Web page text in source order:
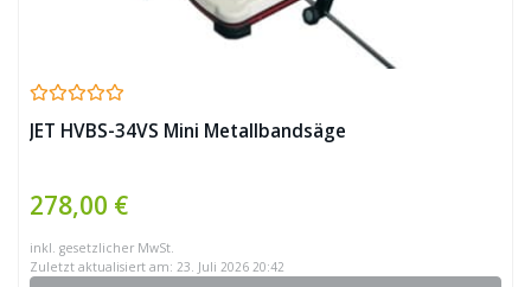
JET HVBS-34VS Mini Metallbandsäge
278,00 €
inkl. gesetzlicher MwSt.
Zuletzt aktualisiert am: 23. Juli 2026 20:42